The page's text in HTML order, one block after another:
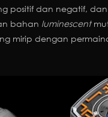
positif dan negatif, dan
bahan luminescent
mirip dengan